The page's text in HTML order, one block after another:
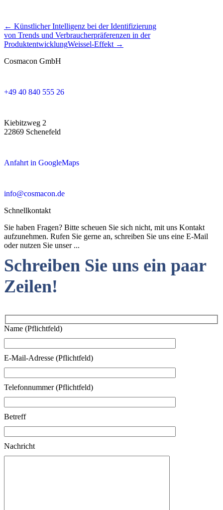
← Künstlicher Intelligenz bei der Identifizierung
von Trends und Verbraucherpräferenzen in der
ProduktentwicklungWeissel-Effekt →
Cosmacon GmbH
+49 40 840 555 26
Kiebitzweg 2
22869 Schenefeld
Anfahrt in GoogleMaps
info@cosmacon.de
Schnellkontakt
Sie haben Fragen? Bitte scheuen Sie sich nicht, mit uns Kontakt
aufzunehmen. Rufen Sie gerne an, schreiben Sie uns eine E-Mail
oder nutzen Sie unser ...
Schreiben Sie uns ein paar
Zeilen!
Name (Pflichtfeld)
E-Mail-Adresse (Pflichtfeld)
Telefonnummer (Pflichtfeld)
Betreff
Nachricht